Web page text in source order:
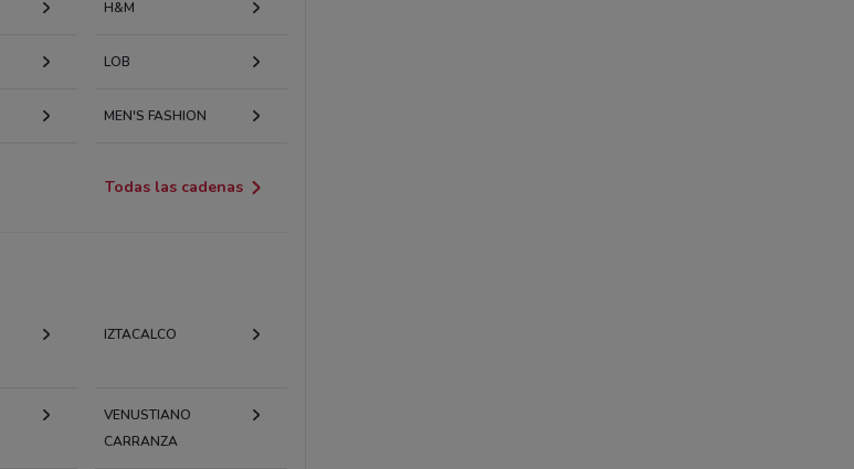
H&M
LOB
MEN'S FASHION
Todas las cadenas
IZTACALCO
VENUSTIANO
CARRANZA